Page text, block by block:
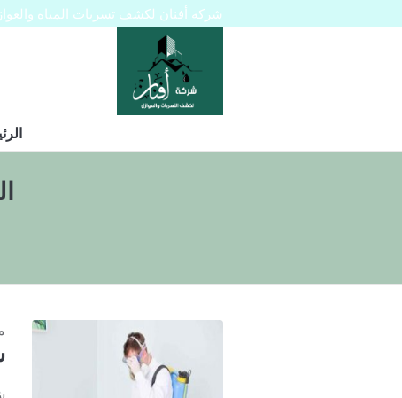
شركة أفنان لكشف تسربات المياه والعوازل